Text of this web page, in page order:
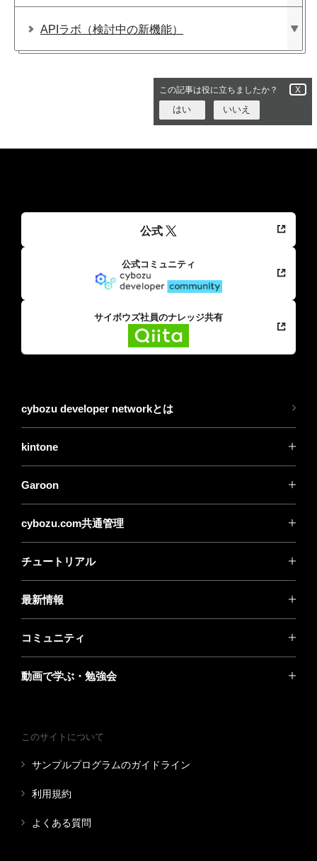
APIラボ​（検討中の​新機能）
この記事は役に立ちましたか？ X
はい いいえ
公式
公式コミュニティ
サイボウズ社員のナレッジ共有
cybozu developer networkとは
kintone
Garoon
cybozu.com共通管理
チュートリアル
最新情報
コミュニティ
動画で学ぶ・勉強会
このサイトについて
サンプルプログラムのガイドライン
利用規約
よくある質問